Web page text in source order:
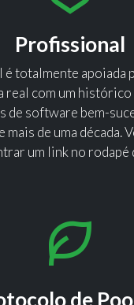
Profissional
é totalmente apoiada
real com um
de software bem-
mais de uma década.
um link no rodapé
de